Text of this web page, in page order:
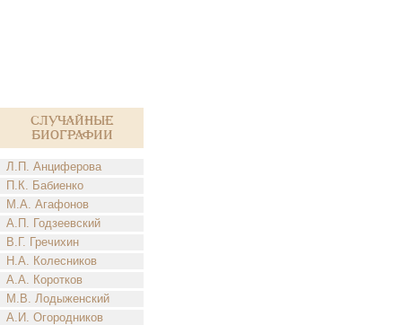
Случайные
биографии
Л.П. Анциферова
П.К. Бабиенко
М.А. Агафонов
А.П. Годзеевский
В.Г. Гречихин
Н.А. Колесников
А.А. Коротков
М.В. Лодыженский
А.И. Огородников